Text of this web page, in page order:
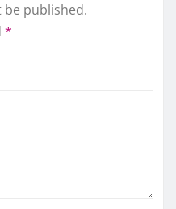
published.
*